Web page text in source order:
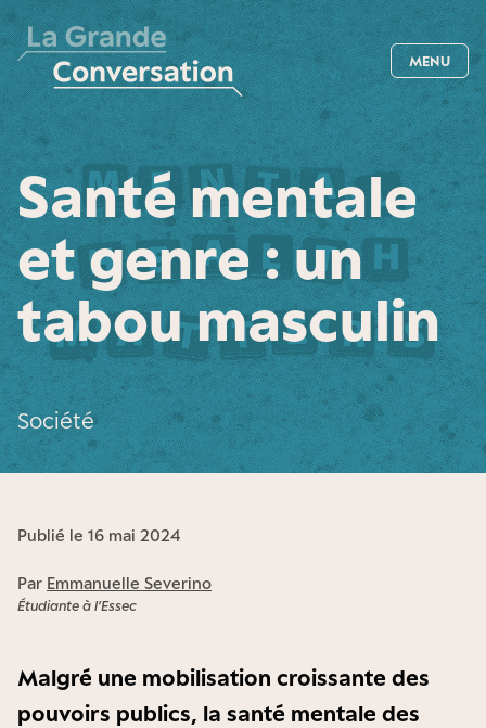
MENU
Santé mentale
et genre : un
tabou masculin
Société
Publié le 16 mai 2024
Par Emmanuelle Severino
Étudiante à l’Essec
Malgré une mobilisation croissante des
pouvoirs publics, la santé mentale des